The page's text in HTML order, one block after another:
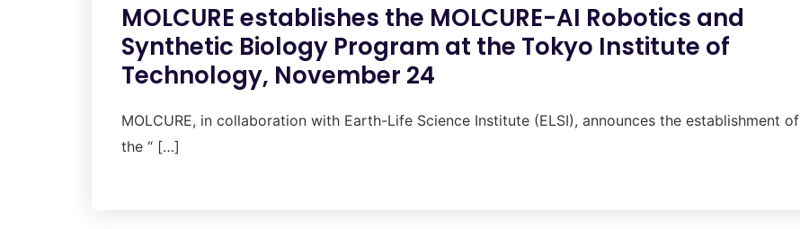
MOLCURE establishes the MOLCURE-AI Robotics and
Synthetic Biology Program at the Tokyo Institute of
Technology, November 24
MOLCURE, in collaboration with Earth-Life Science Institute (ELSI), announces the establishment of
the “ […]